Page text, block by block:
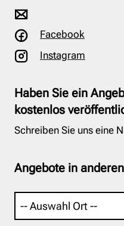
Facebook
Instagram
Haben Sie ein
kostenlos
Schreiben Sie uns eine
Angebote in